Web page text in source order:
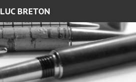
LUC BRETON